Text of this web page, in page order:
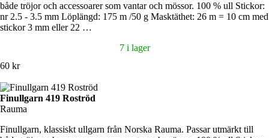
både tröjor och accessoarer som vantar och mössor. 100 % ull Stickor:
nr 2.5 - 3.5 mm Löplängd: 175 m /50 g Masktäthet: 26 m = 10 cm med
stickor 3 mm eller 22 …
7 i lager
60 kr
Finullgarn 419 Roströd
Rauma
Finullgarn, klassiskt ullgarn från Norska Rauma. Passar utmärkt till